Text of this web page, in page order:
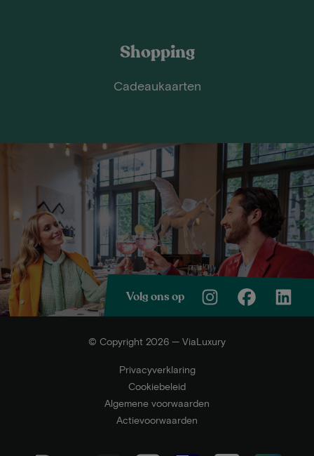
Shopping
Cadeaukaarten
Volg ons op
© Copyright 2026 — ViaLuxury
Privacyverklaring
Cookiebeleid
Algemene voorwaarden
Actievoorwaarden